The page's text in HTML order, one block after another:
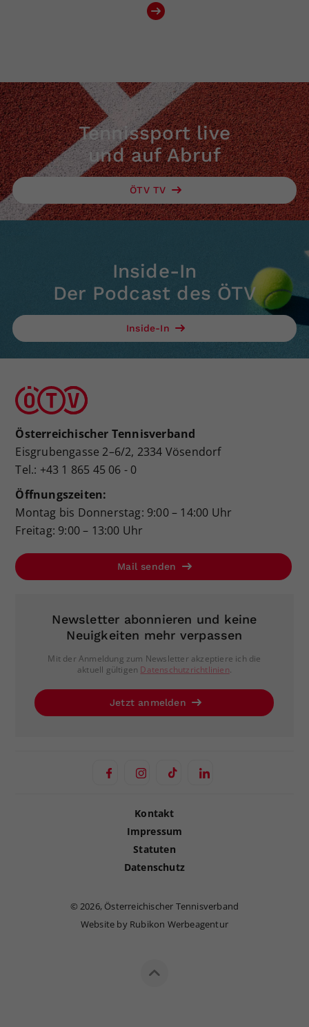
Tennissport live
und auf Abruf
ÖTV TV
Inside-In
Der Podcast des ÖTV
Inside-In
Österreichischer Tennisverband
Eisgrubengasse 2–6/2, 2334 Vösendorf
Tel.: +43 1 865 45 06 - 0
Öffnungszeiten:
Montag bis Donnerstag: 9:00 – 14:00 Uhr
Freitag: 9:00 – 13:00 Uhr
Mail senden
Newsletter abonnieren und keine
Neuigkeiten mehr verpassen
Mit der Anmeldung zum Newsletter akzeptiere ich die
aktuell gültigen Datenschutzrichtlinien.
Jetzt anmelden
Kontakt
Impressum
Statuten
Datenschutz
©2026, Österreichischer Tennisverband
Website by Rubikon Werbeagentur